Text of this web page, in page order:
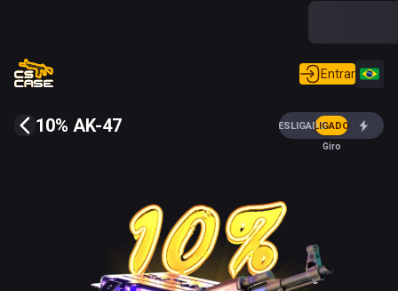
Entrar
10% AK-47 DESLIGADOLIGADO
Giro